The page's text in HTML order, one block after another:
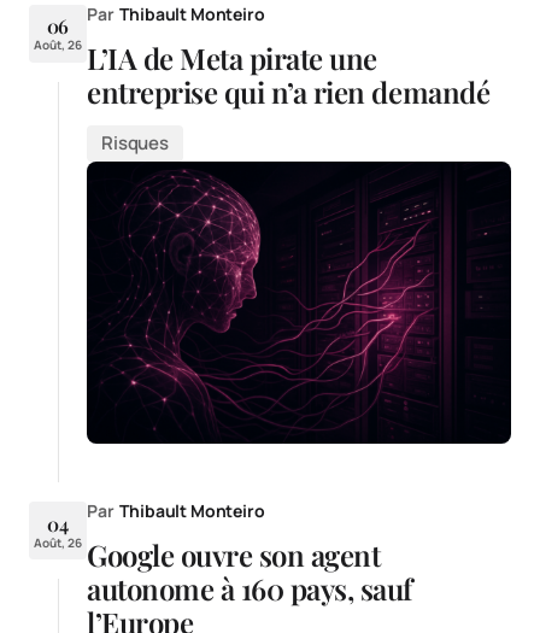
06
Août, 26
Par Thibault Monteiro
L’IA de Meta pirate une
entreprise qui n’a rien demandé
Risques
04
Août, 26
Par Thibault Monteiro
Google ouvre son agent
autonome à 160 pays, sauf
l’Europe